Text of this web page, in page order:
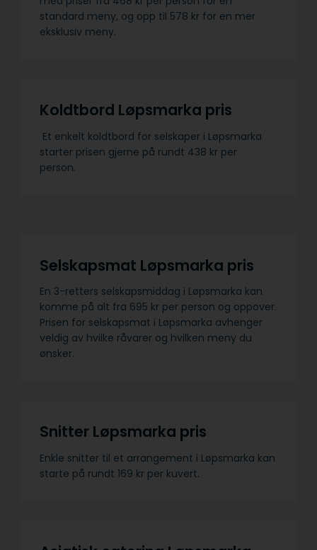
standard meny, og opp til 578 kr for en mer
eksklusiv meny.
Koldtbord Løpsmarka pris
Et enkelt koldtbord for selskaper i Løpsmarka
starter prisen gjerne på rundt 438 kr per
person.
Selskapsmat Løpsmarka pris
En 3-retters selskapsmiddag i Løpsmarka kan
komme på alt fra 695 kr per person og oppover.
Prisen for selskapsmat i Løpsmarka avhenger
veldig av hvilke råvarer og hvilken meny du
ønsker.
Snitter Løpsmarka pris
Enkle snitter til et arrangement i Løpsmarka kan
starte på rundt 169 kr per kuvert.